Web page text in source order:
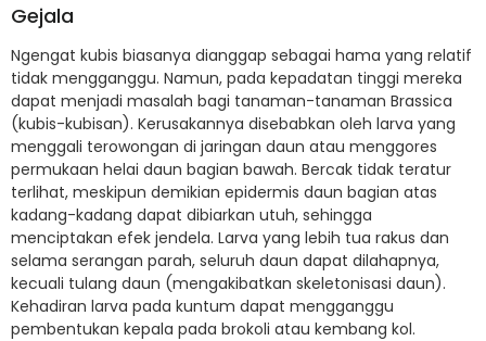
Gejala
Ngengat kubis biasanya dianggap sebagai hama yang relatif
tidak mengganggu. Namun, pada kepadatan tinggi mereka
dapat menjadi masalah bagi tanaman-tanaman Brassica
(kubis-kubisan). Kerusakannya disebabkan oleh larva yang
menggali terowongan di jaringan daun atau menggores
permukaan helai daun bagian bawah. Bercak tidak teratur
terlihat, meskipun demikian epidermis daun bagian atas
kadang-kadang dapat dibiarkan utuh, sehingga
menciptakan efek jendela. Larva yang lebih tua rakus dan
selama serangan parah, seluruh daun dapat dilahapnya,
kecuali tulang daun (mengakibatkan skeletonisasi daun).
Kehadiran larva pada kuntum dapat mengganggu
pembentukan kepala pada brokoli atau kembang kol.